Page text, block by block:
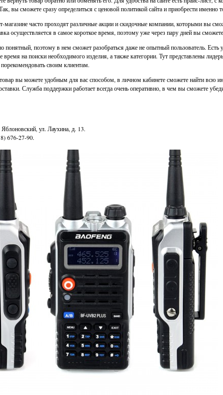
вы сможете сразу определиться с ценовой политикой сайта и приобрести именно
магазине часто проходят различные акции и скидочные компании, которыми вы
осуществляется в самое короткое время, поэтому уже через пару дней вы
понятный, поэтому в нем сможет разобраться даже не опытный пользователь. Есть
время на поиски необходимого изделия, а также категории. Тут представлены
своим клиентам.
вы можете удобным для вас способом, в личном кабинете сможете найти всю
Служба поддержки работает всегда очень оперативно, в чем вы сможете
ул. Лаухина, д. 13.
676-27-90.